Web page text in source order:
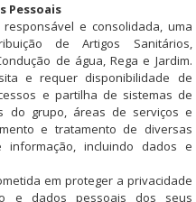
Pessoais
e consolidada, uma
de Artigos Sanitários,
de água, Rega e Jardim.
e requer disponibilidade de
e partilha de sistemas de
do grupo, áreas de serviços e
e tratamento de diversas
incluindo dados e
em proteger a privacidade
e dados pessoais dos seus